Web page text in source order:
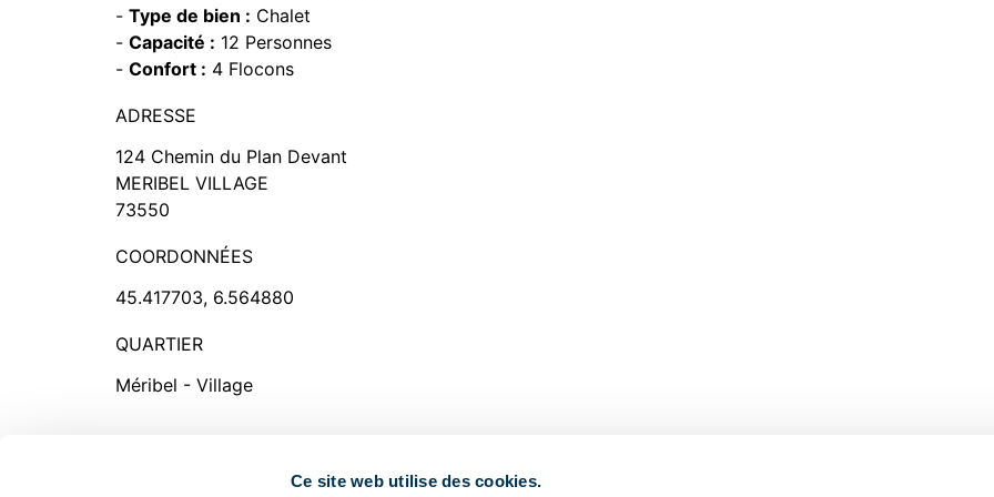
Ce site web utilise des cookies.
- Type de bien : Chalet
- Capacité : 12 Personnes
- Confort : 4 Flocons
ADRESSE
124 Chemin du Plan Devant
MERIBEL VILLAGE
73550
COORDONNÉES
45.417703, 6.564880
QUARTIER
Méribel - Village